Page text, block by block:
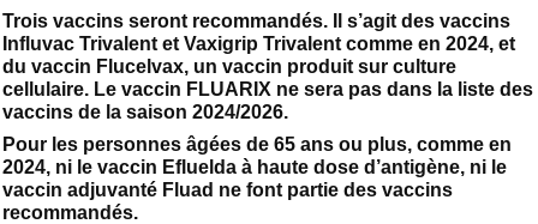
Trois vaccins seront recommandés. Il s’agit des vaccins
Influvac Trivalent et Vaxigrip Trivalent comme en 2024, et
du vaccin Flucelvax, un vaccin produit sur culture
cellulaire. Le vaccin FLUARIX ne sera pas dans la liste des
vaccins de la saison 2024/2026.
Pour les personnes âgées de 65 ans ou plus, comme en
2024, ni le vaccin Efluelda à haute dose d’antigène, ni le
vaccin adjuvanté Fluad ne font partie des vaccins
recommandés.